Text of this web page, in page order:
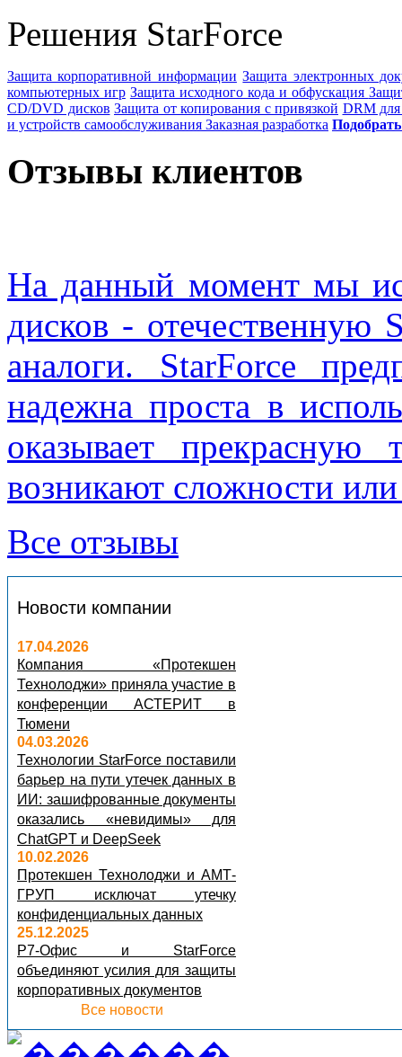
Решения StarForce
Защита корпоративной информации Защита электронных
компьютерных игр Защита исходного кода и обфускация
CD/DVD дисков Защита от копирования с привязкой DRM
и устройств самообслуживания Заказная разработка
Отзывы клиентов
На данный момент мы
дисков - отечественную
аналоги. StarForce
надежна проста в
оказывает прекрасную
возникают сложности
Все отзывы
Новости компании
17.04.2026
Компания «Протекшен
Технолоджи» приняла участие в
конференции АСТЕРИТ в
Тюмени
04.03.2026
Технологии StarForce поставили
барьер на пути утечек данных в
ИИ: зашифрованные документы
оказались «невидимы» для
ChatGPT и DeepSeek
10.02.2026
Протекшен Технолоджи и АМТ-
ГРУП исключат утечку
конфиденциальных данных
25.12.2025
Р7-Офис и StarForce
объединяют усилия для защиты
корпоративных документов
Все новости